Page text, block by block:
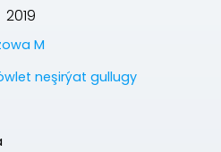
2019
M
neşirýat gullugy